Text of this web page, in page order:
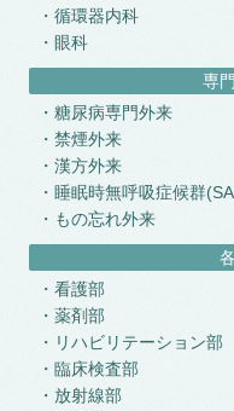
循環器内科
眼科
専
糖尿病専門外来
禁煙外来
漢方外来
睡眠時無呼吸症候群
もの忘れ外来
看護部
薬剤部
リハビリテーション部
臨床検査部
放射線部